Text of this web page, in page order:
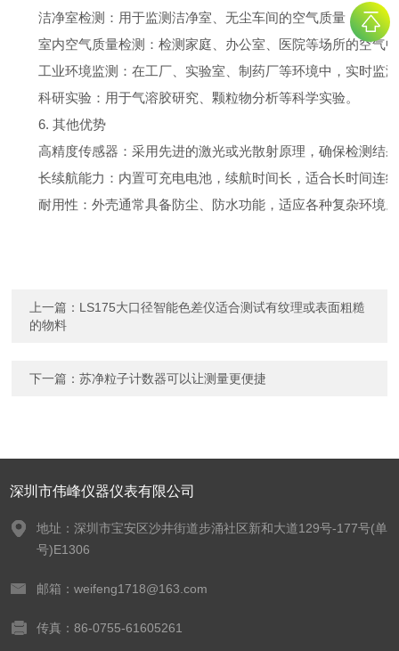
洁净室检测：用于监测洁净室、无尘车间的空气质量，确保
室内空气质量检测：检测家庭、办公室、医院等场所的空气
工业环境监测：在工厂、实验室、制药厂等环境中，实时监
科研实验：用于气溶胶研究、颗粒物分析等科学实验。
6. 其他优势
高精度传感器：采用先进的激光或光散射原理，确保检测结
长续航能力：内置可充电电池，续航时间长，适合长时间连
耐用性：外壳通常具备防尘、防水功能，适应各种复杂环境。
上一篇： LS175大口径智能色差仪适合测试有纹理或表面粗糙
的物料
下一篇：苏净粒子计数器可以让测量更便捷
深圳市伟峰仪器仪表有限公司
地址：深圳市宝安区沙井街道步涌社区新和大道129号-177号(单
号)E1306
邮箱：weifeng1718@163.com
传真：86-0755-61605261